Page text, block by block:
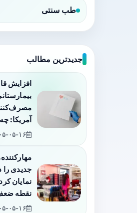
طب سنتی
جدیدترین مطالب
افزایش
آمریکا:
۱۴۰۵-
جدیدی را
نمایان
نقطه
۱۴۰۵-